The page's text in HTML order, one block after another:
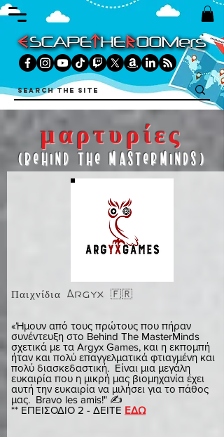
μαρτυρίες
(Behind The Masterminds)
Παιχνίδια Argyx 🇫🇷
«Ήμουν από τους πρώτους που πήραν
συνέντευξη στο Behind The MasterMinds
σχετικά με τα Argyx Games, και η εκπομπή
ήταν και πολύ επαγγελματικά φτιαγμένη και
πολύ διασκεδαστική. Είναι μια μεγάλη
ευκαιρία που η μικρή μας βιομηχανία έχει
αυτή την ευκαιρία να μιλήσει για το πάθος
μας. Bravo les amis!" ✍️
** ΕΠΕΙΣΟΔΙΟ 2 - ΔΕΙΤΕ ΕΔΩ